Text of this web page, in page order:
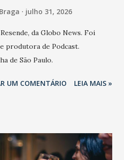
julho 31, 2026
da Globo News. Foi
produtora de Podcast.
de São Paulo.
UM COMENTÁRIO LEIA MAIS »